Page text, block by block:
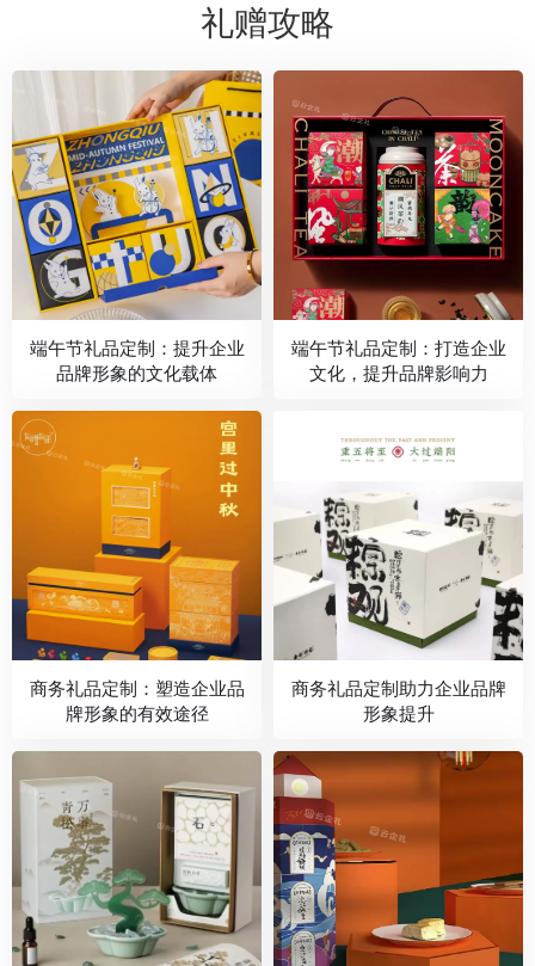
礼赠攻略
端午节礼品定制：提升企业
品牌形象的文化载体
端午节礼品定制：打造企业
文化，提升品牌影响力
商务礼品定制：塑造企业品
牌形象的有效途径
商务礼品定制助力企业品牌
形象提升